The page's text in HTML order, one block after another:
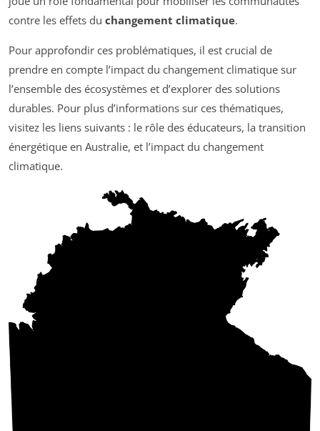
contre les effets du changement climatique.
Pour approfondir ces problématiques, il est crucial de
prendre en compte l’impact du changement climatique sur
l’ensemble des écosystèmes et d’explorer des solutions
durables. Pour plus d’informations sur ces thématiques,
visitez les liens suivants : le rôle des éducateurs, la transition
énergétique en Australie, et l’impact du changement
climatique.